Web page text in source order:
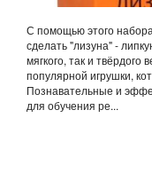
С помощью этого
сделать "лизуна" -
мягкого, так и твёрдого
популярной игрушки,
Познавательные и
для обучения ре...